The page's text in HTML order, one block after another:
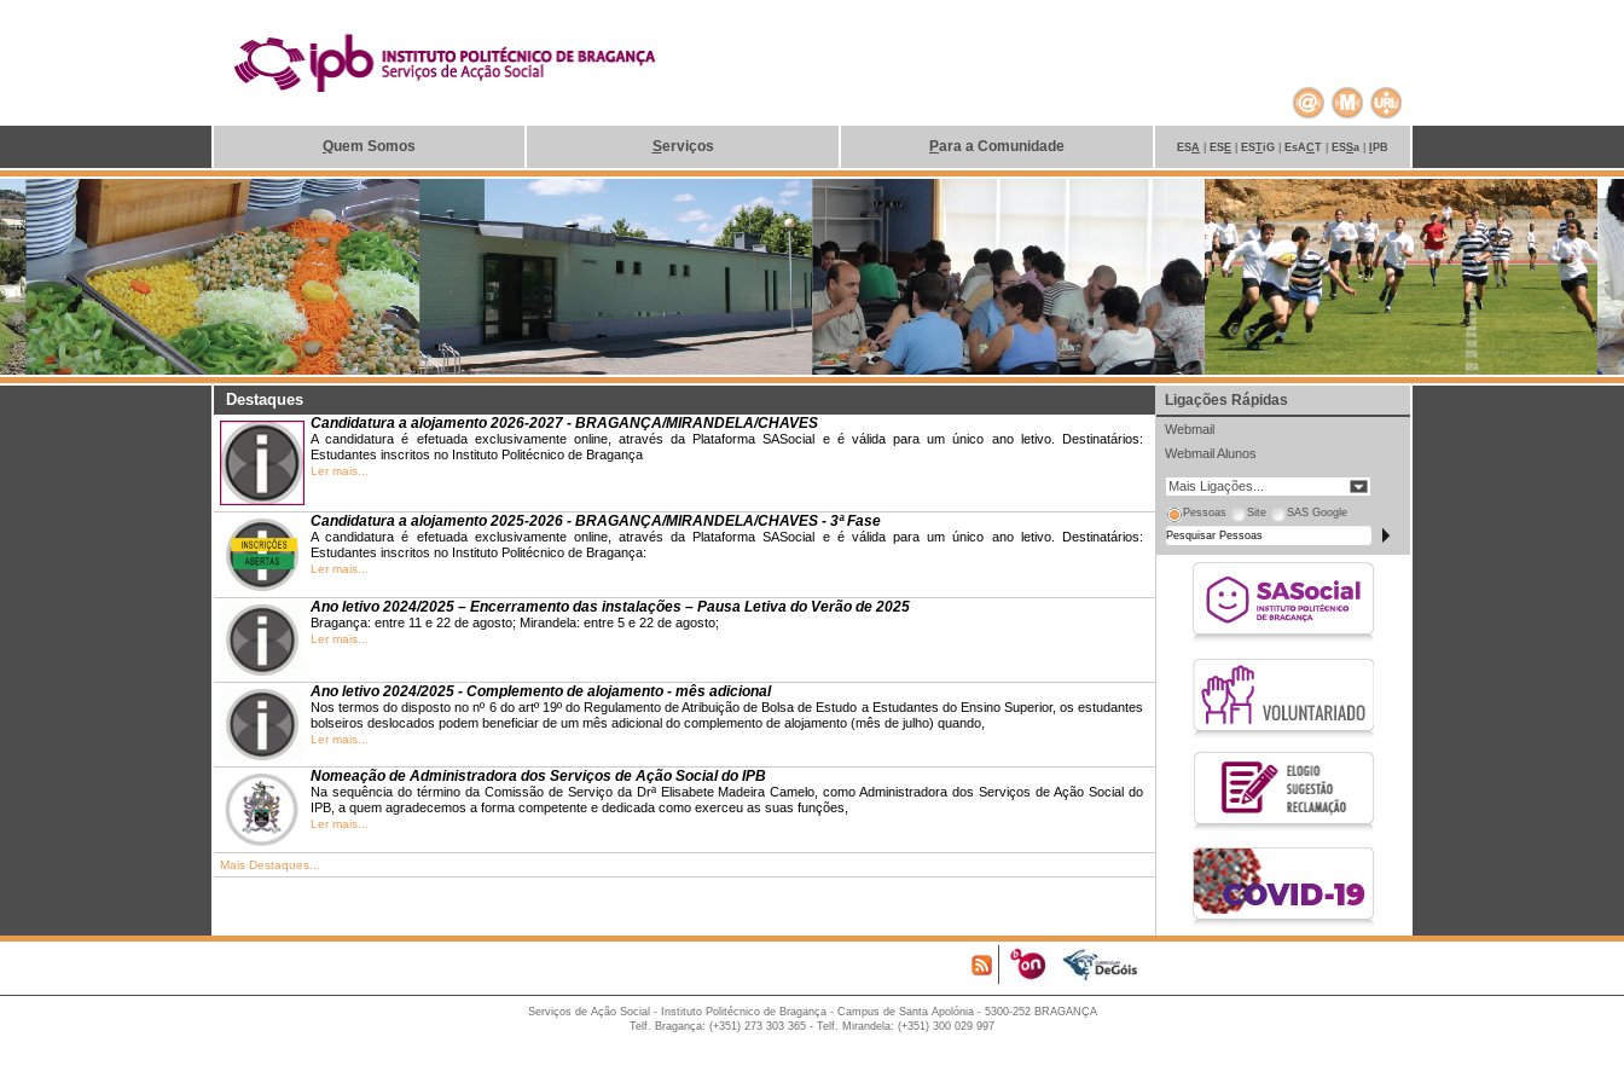
Quem Somos Serviços Para a Comunidade ESA ES E ESTiG EsACT ESSa PB
Destaques
Candidatura a alojamento 2026-2027 - BRAGANÇA/MIRANDELA/CHAVES
A candidatura é efetuada exclusivamente online, através da Plataforma SASocial e é válida para um único ano letivo. Destinatários:
Estudantes inscritos no Instituto Politécnico de Bragança
Ler mais...
Candidatura a alojamento 2025-2026 - BRAGANÇA/MIRANDELA/CHAVES - 3ª Fase
A candidatura é efetuada exclusivamente online, através da Plataforma SASocial e é válida para um único ano letivo. Destinatários:
Estudantes inscritos no Instituto Politécnico de Bragança:
Ler mais...
Ano letivo 2024/2025 – Encerramento das instalações – Pausa Letiva do Verão de 2025
Bragança: entre 11 e 22 de agosto; Mirandela: entre 5 e 22 de agosto;
Ler mais...
Ano letivo 2024/2025 - Complemento de alojamento - mês adicional
Nos termos do disposto no nº 6 do artº 19º do Regulamento de Atribuição de Bolsa de Estudo a Estudantes do Ensino Superior, os estudantes
bolseiros deslocados podem beneficiar de um mês adicional do complemento de alojamento (mês de julho) quando,
Ler mais...
Nomeação de Administradora dos Serviços de Ação Social do IPB
Na sequência do término da Comissão de Serviço da Drª Elisabete Madeira Camelo, como Administradora dos Serviços de Ação Social do
IPB, a quem agradecemos a forma competente e dedicada como exerceu as suas funções,
Ler mais...
Mais Destaques...
Ligações Rápidas
Webmail
Webmail Alunos
Mais Ligações...
Pessoas Site SAS Google
Serviços de Ação Social - Instituto Politécnico de Bragança - Campus de Santa Apolónia - 5300-252 BRAGANÇA
Telf. Bragança: (+351) 273 303 365 - Telf. Mirandela: (+351) 300 029 997